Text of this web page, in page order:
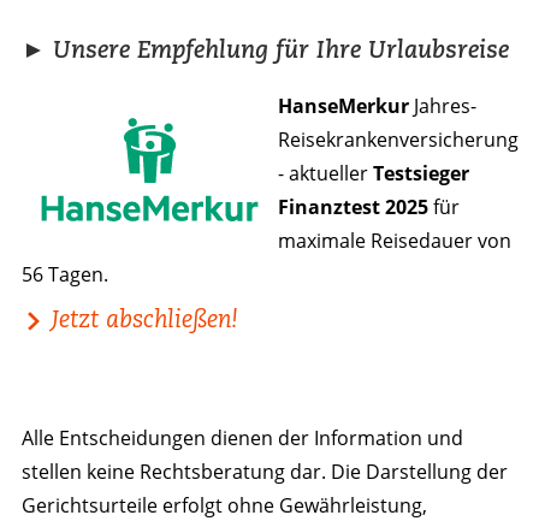
► Unsere Empfehlung für Ihre Urlaubsreise
HanseMerkur Jahres-
Reisekrankenversicherung
- aktuellerTestsieger
Finanztest 2025für
maximale Reisedauer von
56 Tagen.
Jetzt abschließen!
Alle Entscheidungen dienen der Information und
stellen keine Rechtsberatung dar. Die Darstellung der
Gerichtsurteile erfolgt ohne Gewährleistung,